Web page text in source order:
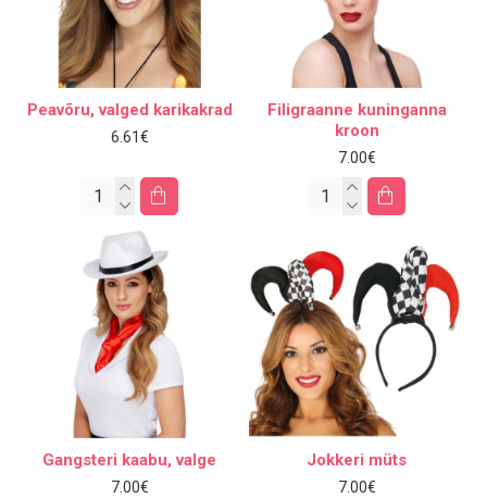
Peavõru, valged karikakrad
6.61€
Filigraanne kuninganna
kroon
7.00€
Gangsteri kaabu, valge
7.00€
Jokkeri müts
7.00€